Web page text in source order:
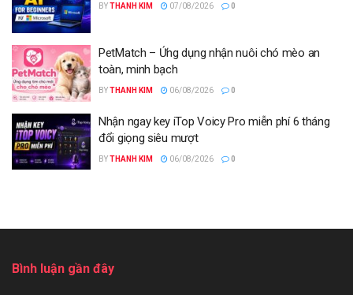
BYTHANH KIM 07/08/2026 0
PetMatch – Ứng dụng nhận nuôi chó mèo an
toàn, minh bạch
BYTHANH KIM 06/08/2026 0
Nhận ngay key iTop Voicy Pro miễn phí 6 tháng
đổi giọng siêu mượt
BYTHANH KIM 06/08/2026 0
Bình luận gần đây